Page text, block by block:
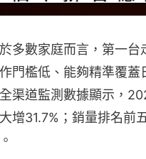
多數家庭而言，第一
門檻低、能夠精準覆
渠道監測數據顯示，
增31.7%；銷量排名前